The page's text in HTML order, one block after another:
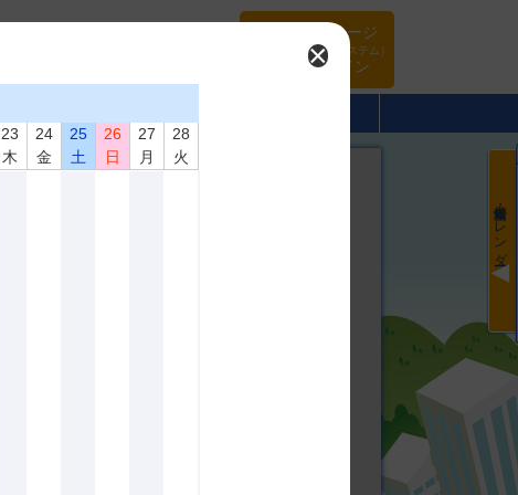
マイページ
（旧WEBシステム）
ログイン
最新情報・カレンダー
×
23
木
24
金
25
土
26
日
27
月
28
火